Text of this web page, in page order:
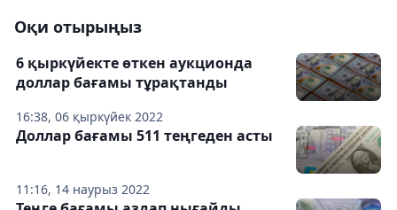
Оқи отырыңыз
16:38, 06 қыркүйек 2022
6 қыркүйекте өткен аукционда
доллар бағамы тұрақтанды
11:16, 14 наурыз 2022
Доллар бағамы 511 теңгеден асты